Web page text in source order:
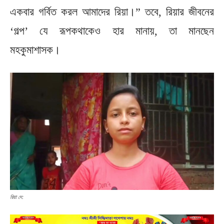
একবার গর্বিত করল আমাদের রিয়া।” তবে, রিয়ার জীবনের
‘গল্প’ যে রূপকথাকেও হার মানায়, তা মানছেন
মহকুমাশাসক।
রিয়া দে: